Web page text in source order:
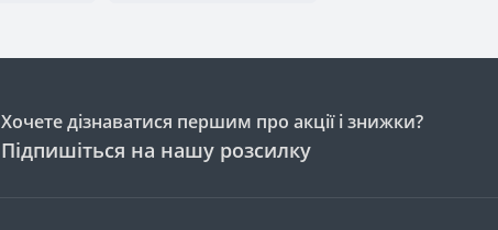
Хочете дізнаватися першим про акції і знижки?
Підпишіться на нашу розсилку